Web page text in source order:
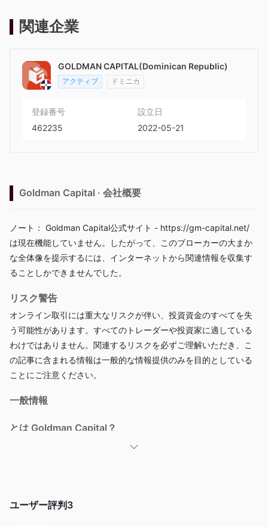
関連企業
GOLDMAN CAPITAL(Dominican Republic)
アクティブ ドミニカ
登録番号
462235
設立日
2022-05-21
Goldman Capital · 会社概要
ノート： Goldman Capital公式サイト - https://gm-capital.net/
は現在機能していません。したがって、このブローカーの大まか
な全体像を提示するには、インターネットから関連情報を収集す
ることしかできませんでした。
リスク警告
オンライン取引には重大なリスクが伴い、投資資金のすべてを失
う可能性があります。すべてのトレーダーや投資家に適している
わけではありません。関連するリスクを必ずご理解いただき、こ
の記事に含まれる情報は一般的な情報提供のみを目的としている
ことにご注意ください。
一般情報
とは Goldman Capital？
Goldman Capitalは、顧客に投資機会を提供すると主張する金融
ん、 そこには直接的な方法はありません
ユーザー評判 3